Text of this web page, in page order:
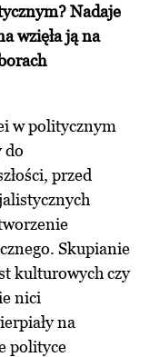
Nadaje
wzięła ją na
w politycznym
do
przed
Skupianie
kulturowych czy
nici
na
polityce